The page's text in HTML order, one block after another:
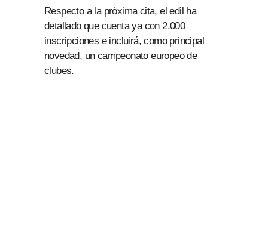
Respecto a la próxima cita, el edil ha
detallado que cuenta ya con 2.000
inscripciones e incluirá, como principal
novedad, un campeonato europeo de
clubes.